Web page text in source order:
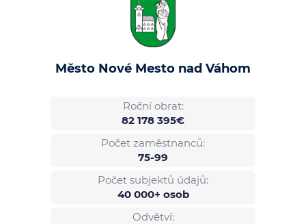
Město Nové Mesto nad Váhom
Roční obrat:
82 178 395€
Počet zaměstnanců:
75-99
Počet subjektů údajů:
40 000+ osob
Odvětví: